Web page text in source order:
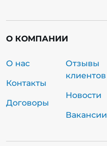
О КОМПАНИИ
О нас
Контакты
Договоры
Отзывы
клиентов
Новости
Вакансии